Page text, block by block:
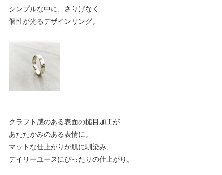
シンプルな中に、さりげなく
個性が光るデザインリング。
クラフト感のある表面の槌目加工が
あたたかみのある表情に。
マットな仕上がりが肌に馴染み、
デイリーユースにぴったりの仕上がり。